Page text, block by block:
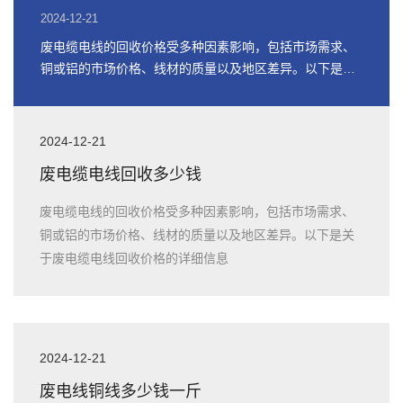
2024-12-21
废电缆电线的回收价格受多种因素影响，包括市场需求、
铜或铝的市场价格、线材的质量以及地区差异。以下是关
2024-12-21
废电缆电线回收多少钱
废电缆电线的回收价格受多种因素影响，包括市场需求、
铜或铝的市场价格、线材的质量以及地区差异。以下是关
于废电缆电线回收价格的详细信息
2024-12-21
废电线铜线多少钱一斤